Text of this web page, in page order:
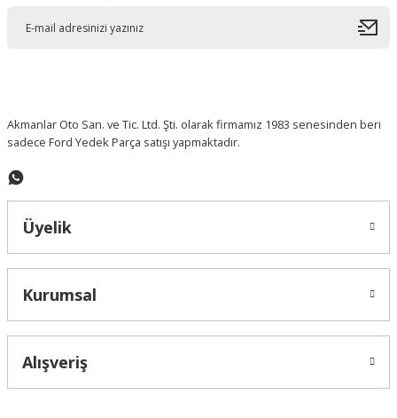
Akmanlar Oto San. ve Tic. Ltd. Şti. olarak firmamız 1983 senesinden beri
sadece Ford Yedek Parça satışı yapmaktadır.
Üyelik
Kurumsal
Alışveriş